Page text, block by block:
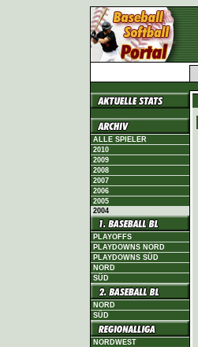
ALLE SPIELER
2010
2009
2008
2007
2006
2005
2004
PLAYOFFS
PLAYDOWNS NORD
PLAYDOWNS SÜD
NORD
SÜD
NORD
SÜD
NORDWEST